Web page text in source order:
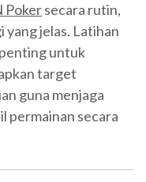
Pokersecara rutin,
jelas. Latihan
untuk
target
guna menjaga
permainan secara